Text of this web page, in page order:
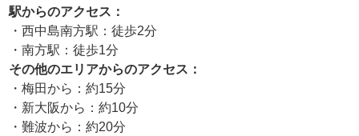
駅からのアクセス：
・西中島南方駅：徒歩2分
・南方駅：徒歩1分
その他のエリアからのアクセス：
・梅田から：約15分
・新大阪から：約10分
・難波から：約20分